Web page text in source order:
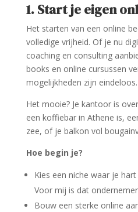
1. Start je eigen
Het starten van een online
volledige vrijheid. Of je nu
coaching en consulting
books en online cursussen
mogelijkheden zijn eindeloos.
Het mooie? Je kantoor is
een koffiebar in Athene is,
zee, of je balkon vol
Hoe begin je?
Kies een niche waar je
Voor mij is dat
Bouw een sterke online